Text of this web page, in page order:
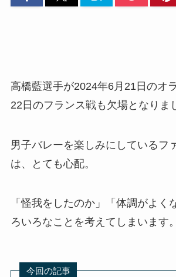
高橋藍選手が2024年6月21日のオ
22日のフランス戦も欠場となりま
男子バレーを楽しみにしているフ
は、とても心配。
「怪我をしたのか」「体調がよく
ろいろなことを考えてしまいます。
今回の記事